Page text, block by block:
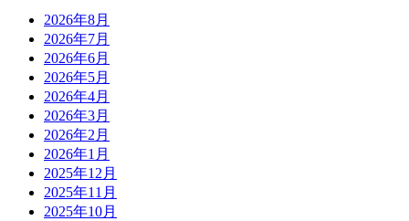
2026年8月
2026年7月
2026年6月
2026年5月
2026年4月
2026年3月
2026年2月
2026年1月
2025年12月
2025年11月
2025年10月